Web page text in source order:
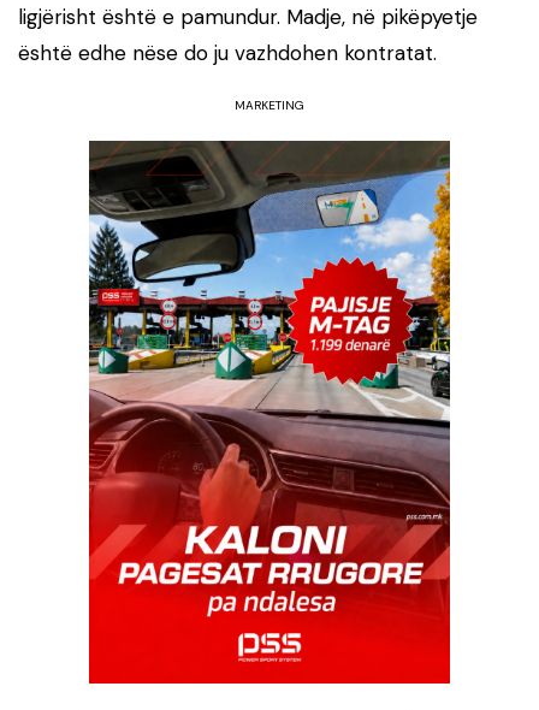
ligjërisht është e pamundur. Madje, në pikëpyetje
është edhe nëse do ju vazhdohen kontratat.
MARKETING